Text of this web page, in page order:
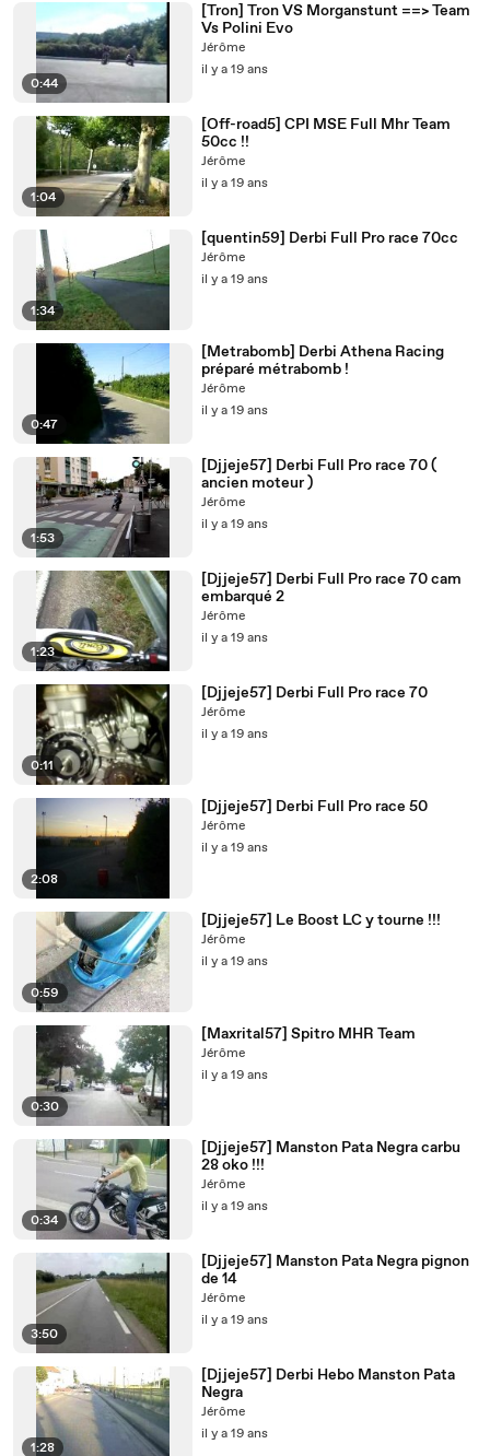
0:44
[Tron] Tron VS Morganstunt ==> Team
Vs Polini Evo
Jérôme
il y a 19 ans
1:04
[Off-road5] CPI MSE Full Mhr Team
50cc !!
Jérôme
il y a 19 ans
1:34
[quentin59] Derbi Full Pro race 70cc
Jérôme
il y a 19 ans
0:47
[Metrabomb] Derbi Athena Racing
préparé métrabomb !
Jérôme
il y a 19 ans
1:53
[Djjeje57] Derbi Full Pro race 70 (
ancien moteur )
Jérôme
il y a 19 ans
1:23
[Djjeje57] Derbi Full Pro race 70 cam
embarqué 2
Jérôme
il y a 19 ans
0:11
[Djjeje57] Derbi Full Pro race 70
Jérôme
il y a 19 ans
2:08
[Djjeje57] Derbi Full Pro race 50
Jérôme
il y a 19 ans
0:59
[Djjeje57] Le Boost LC y tourne !!!
Jérôme
il y a 19 ans
0:30
[Maxrital57] Spitro MHR Team
Jérôme
il y a 19 ans
0:34
[Djjeje57] Manston Pata Negra carbu
28 oko !!!
Jérôme
il y a 19 ans
3:50
[Djjeje57] Manston Pata Negra pignon
de 14
Jérôme
il y a 19 ans
1:28
[Djjeje57] Derbi Hebo Manston Pata
Negra
Jérôme
il y a 19 ans